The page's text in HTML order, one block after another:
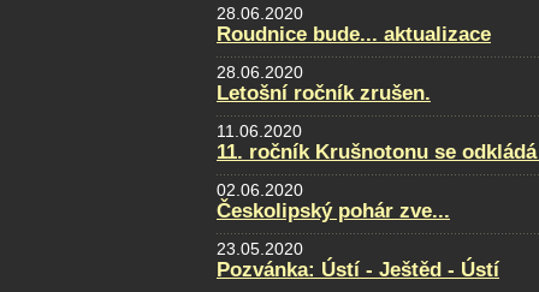
28.06.2020
Roudnice bude... aktualizace
28.06.2020
Letošní ročník zrušen.
11.06.2020
11. ročník Krušnotonu se
02.06.2020
Českolipský pohár zve...
23.05.2020
Pozvánka: Ústí - Ještěd - Ústí